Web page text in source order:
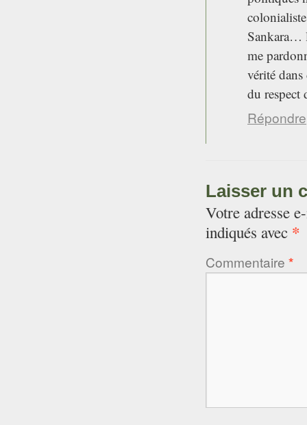
Sankara…
me
vérité
du respect
Répondre
Laisser un
Votre adresse
indiqués avec *
Commentaire *